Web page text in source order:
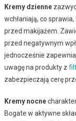
Kremy dzienne
wchłaniają, co
przed makijażem.
przed negatywnym
jednocześnie
uwagę na produkty z
zabezpieczają cerę
Kremy nocne
Bogate w aktywne